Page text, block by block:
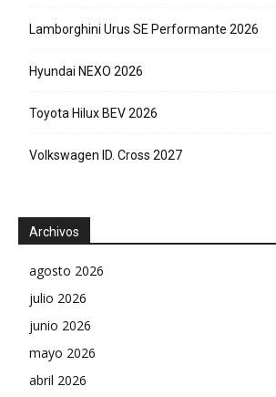
Lamborghini Urus SE Performante 2026
Hyundai NEXO 2026
Toyota Hilux BEV 2026
Volkswagen ID. Cross 2027
Archivos
agosto 2026
julio 2026
junio 2026
mayo 2026
abril 2026